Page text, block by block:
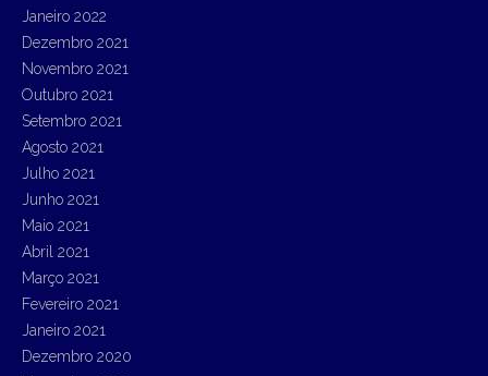
Janeiro 2022
Dezembro 2021
Novembro 2021
Outubro 2021
Setembro 2021
Agosto 2021
Julho 2021
Junho 2021
Maio 2021
Abril 2021
Março 2021
Fevereiro 2021
Janeiro 2021
Dezembro 2020